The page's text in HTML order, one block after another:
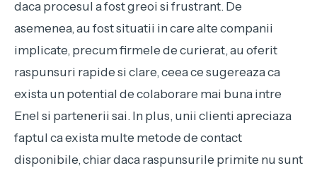
daca procesul a fost greoi si frustrant. De
asemenea, au fost situatii in care alte companii
implicate, precum firmele de curierat, au oferit
raspunsuri rapide si clare, ceea ce sugereaza ca
exista un potential de colaborare mai buna intre
Enel si partenerii sai. In plus, unii clienti apreciaza
faptul ca exista multe metode de contact
disponibile, chiar daca raspunsurile primite nu sunt